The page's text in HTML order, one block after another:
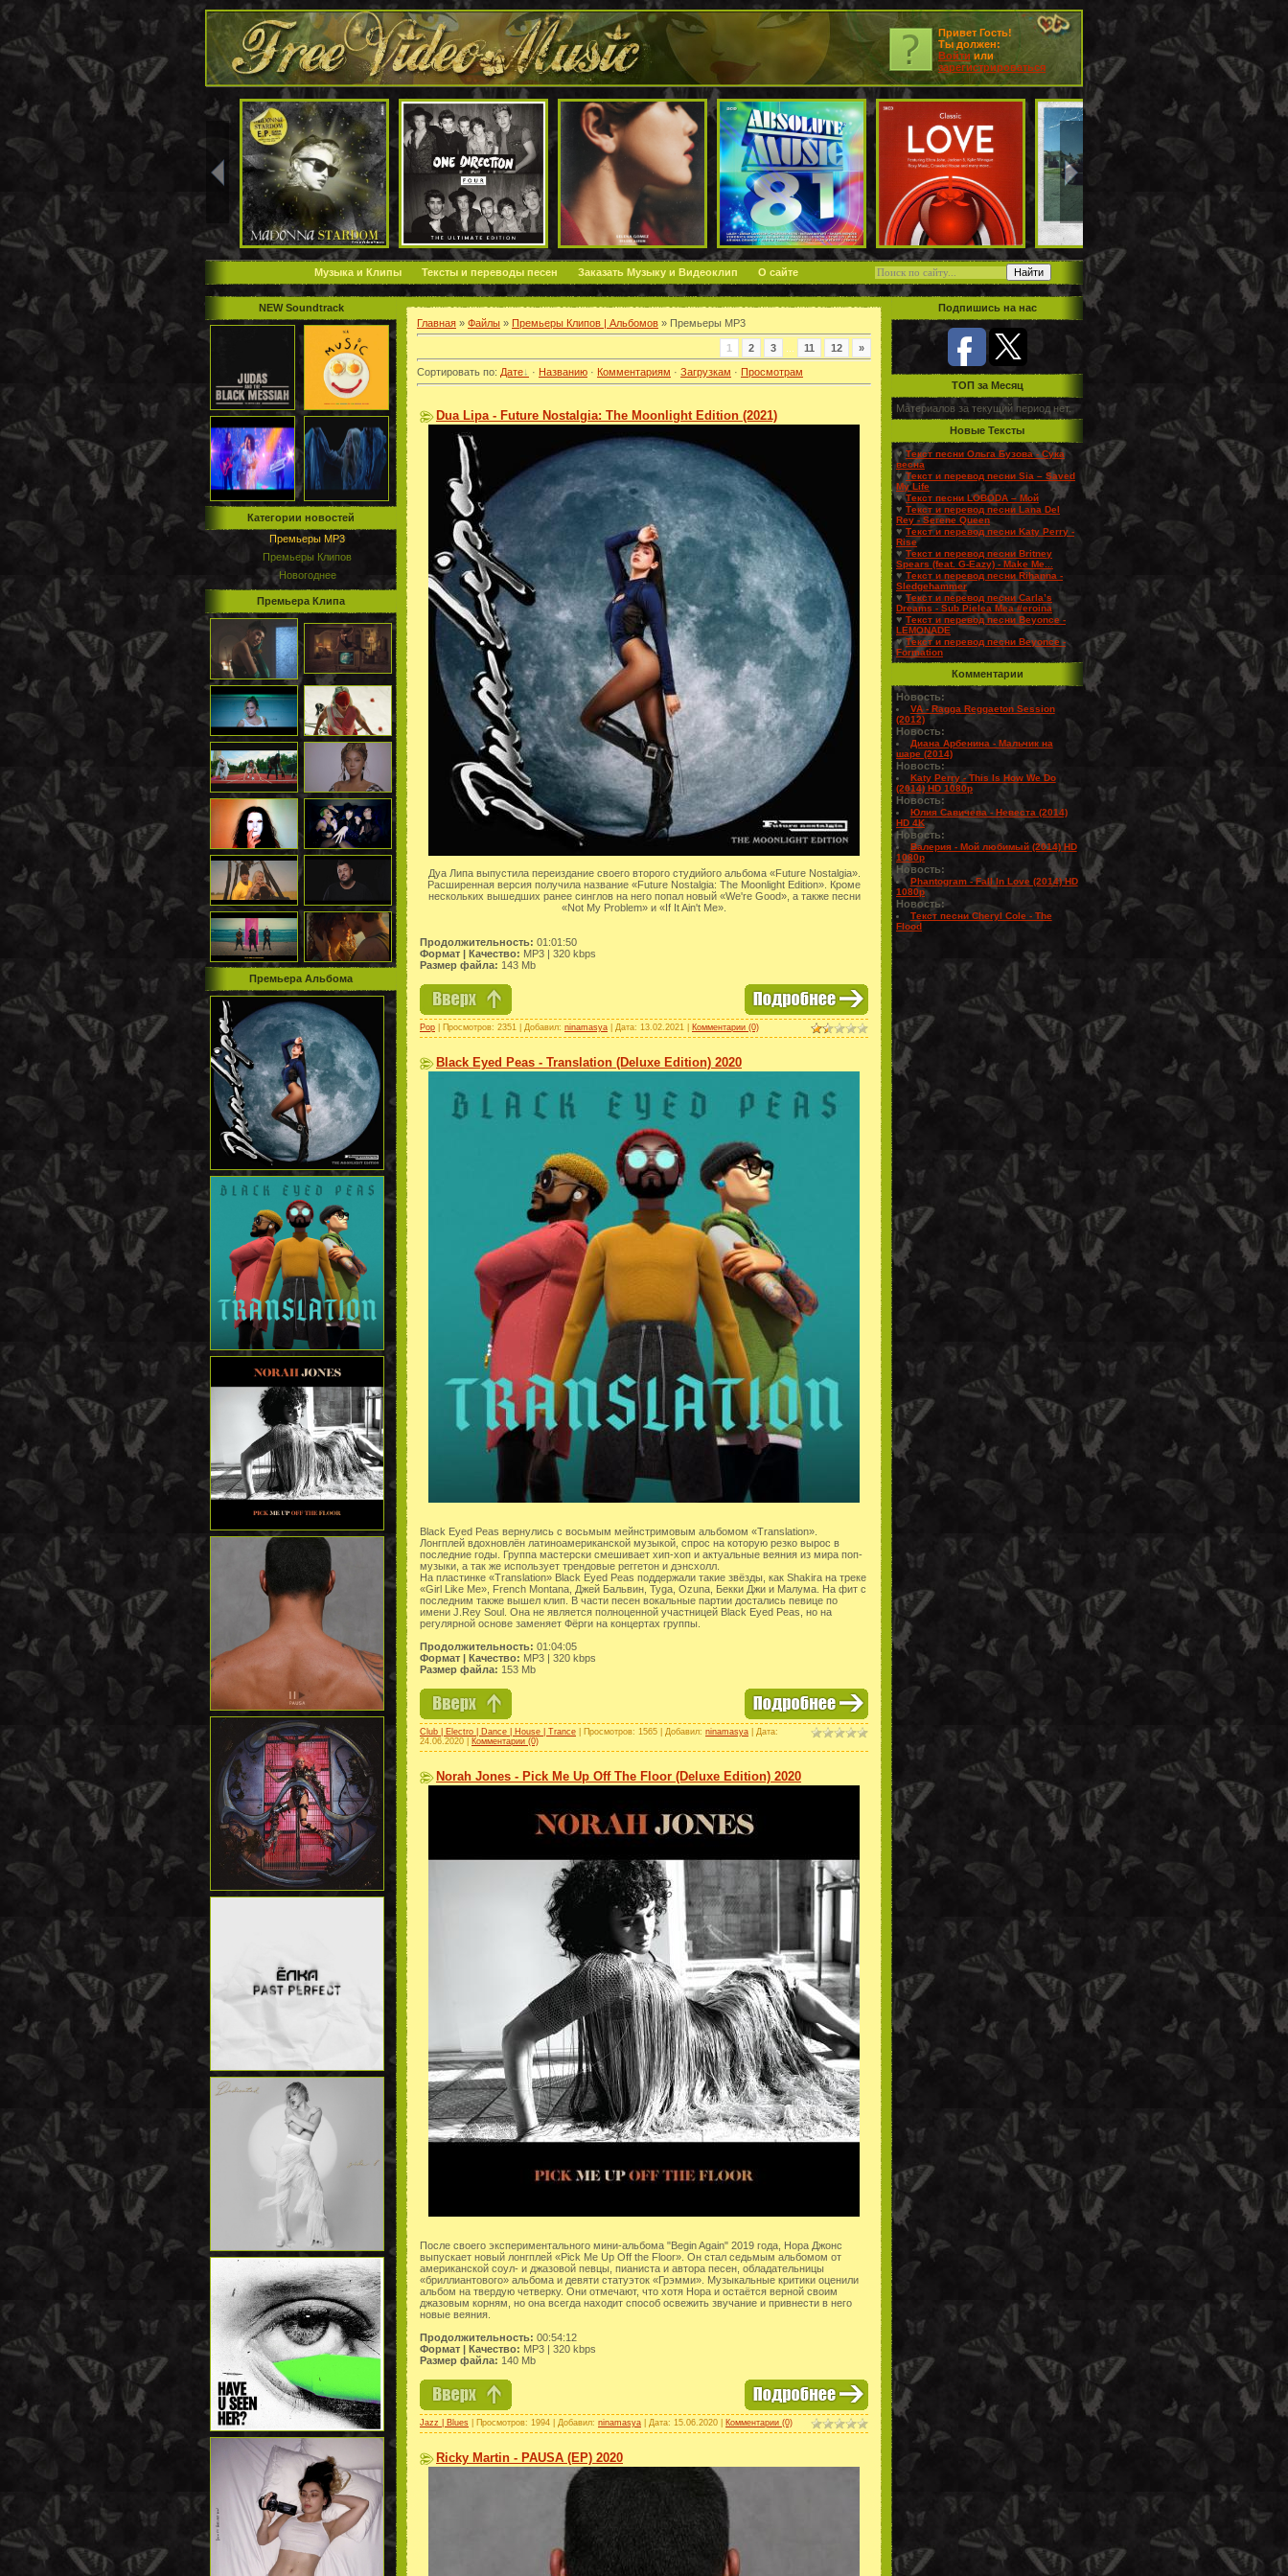
Привет Гость!
Ты должен:
Войти или
зарегистрироваться
Музыка и Клипы Тексты и переводы песен Заказать Музыку и Видеоклип О сайте
NEW Soundtrack
Категории новостей
Премьеры MP3
Премьеры Клипов
Новогоднее
Премьера Клипа
Премьера Альбома
Главная » Файлы » Премьеры Клипов | Альбомов » Премьеры MP3
1 2 3 11 12 »
Сортировать по: Дате · Названию · Комментариям · Загрузкам · Просмотрам
Dua Lipa - Future Nostalgia: The Moonlight Edition (2021)
Дуа Липа выпустила переиздание своего второго студийого альбома «Future Nostalgia».
Расширенная версия получила название «Future Nostalgia: The Moonlight Edition». Кроме
нескольких вышедших ранее синглов на него попал новый «We're Good», а также песни
«Not My Problem» и «If It Ain't Me».
Продолжительность: 01:01:50
Формат | Качество: MP3 | 320 kbps
Размер файла: 143 Mb
Pop | Просмотров: 2351 | Добавил: ninamasya | Дата: 13.02.2021 Комментарии (0)
Black Eyed Peas - Translation (Deluxe Edition) 2020
Black Eyed Peas вернулись с восьмым мейнстримовым альбомом «Translation».
Лонгплей вдохновлён латиноамериканской музыкой, спрос на которую резко вырос в
последние годы. Группа мастерски смешивает хип-хоп и актуальные веяния из мира поп-
музыки, а так же использует трендовые реггетон и дэнсхолл.
На пластинке «Translation» Black Eyed Peas поддержали такие звёзды, как Shakira на треке
«Girl Like Me», French Montana, Джей Бальвин, Tyga, Ozuna, Бекки Джи и Малума. На фит с
последним также вышел клип. В части песен вокальные партии достались певице по
имени J.Rey Soul. Она не является полноценной участницей Black Eyed Peas, но на
регулярной основе заменяет Фёрги на концертах группы.
Продолжительность: 01:04:05
Формат | Качество: MP3 | 320 kbps
Размер файла: 153 Mb
Club | Electro | Dance | House | Trance | Просмотров: 1565 | Добавил: ninamasya | Дата:
24.06.2020
Комментарии (0)
Norah Jones - Pick Me Up Off The Floor (Deluxe Edition) 2020
После своего экспериментального мини-альбома "Begin Again" 2019 года, Нора Джонс
выпускает новый лонгплей «Pick Me Up Off the Floor». Он стал седьмым альбомом от
американской соул- и джазовой певцы, пианиста и автора песен, обладательницы
«бриллиантового» альбома и девяти статуэток «Грэмми». Музыкальные критики оценили
альбом на твердую четверку. Они отмечают, что хотя Нора и остаётся верной своим
джазовым корням, но она всегда находит способ освежить звучание и привнести в него
новые веяния.
Продолжительность: 00:54:12
Формат | Качество: MP3 | 320 kbps
Размер файла: 140 Mb
Jazz | Blues | Просмотров: 1994 | Добавил: ninamasya | Дата: 15.06.2020 Комментарии (0)
Ricky Martin - PAUSA (EP) 2020
Подпишись на нас
TOП за Месяц
Материалов за текущий период нет.
Новые Тексты
♥Текст песни Ольга Бузова - Сука
весна
♥Текст и перевод песни Sia – Saved
My Life
♥Текст песни LOBODA – Мой
♥ Текст и перевод песни Lana Del
Rey - Serene Queen
♥ Текст и перевод песни Katy Perry -
Rise
♥ Текст и перевод песни Britney
Spears (feat. G-Eazy) - Make Me...
♥ Текст и перевод песни Rihanna -
Sledgehammer
♥ Текст и перевод песни Carla’s
Dreams - Sub Pielea Mea #eroina
♥ Текст и перевод песни Beyonce -
LEMONADE
♥Текст и перевод песни Beyonce -
Formation
Комментарии
Новость:
VA - Ragga Reggaeton Session
(2012)
Новость:
Диана Арбенина - Мальчик на
шаре (2014)
Новость:
Katy Perry - This Is How We Do
(2014) HD 1080p
Новость:
Юлия Савичева - Невеста (2014)
HD 4K
Новость:
Валерия - Мой любимый (2014) HD
1080p
Новость:
Phantogram - Fall In Love (2014) HD
1080p
Новость:
Текст песни Cheryl Cole - The
Flood